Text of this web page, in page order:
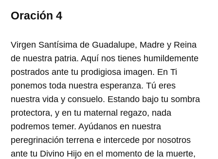
Oración 4
Virgen Santísima de Guadalupe, Madre y Reina
de nuestra patria. Aquí nos tienes humildemente
postrados ante tu prodigiosa imagen. En Ti
ponemos toda nuestra esperanza. Tú eres
nuestra vida y consuelo. Estando bajo tu sombra
protectora, y en tu maternal regazo, nada
podremos temer. Ayúdanos en nuestra
peregrinación terrena e intercede por nosotros
ante tu Divino Hijo en el momento de la muerte,